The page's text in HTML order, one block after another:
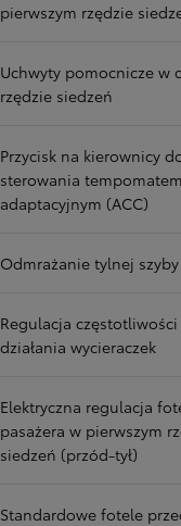
pierwszym rzędzie
Uchwyty pomocnicze w
rzędzie siedzeń
Przycisk na kierownicy
sterowania tempomatem
adaptacyjnym (ACC)
Odmrażanie tylnej szyby
Regulacja częstotliwości
działania wycieraczek
Elektryczna regulacja
pasażera w pierwszym
siedzeń (przód-tył)
Standardowe fotele